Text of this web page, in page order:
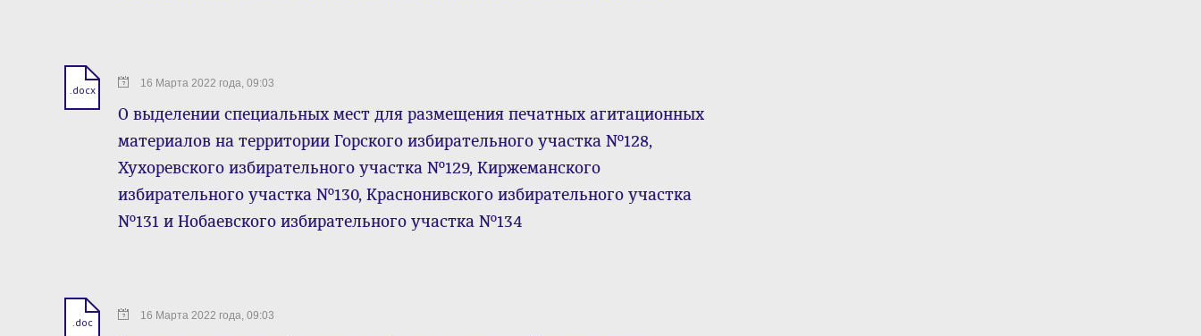
.docx 16 Марта 2022 года, 09:03
О выделении специальных мест для размещения печатных агитационных
материалов на территории Горского избирательного участка №128,
Хухоревского избирательного участка №129, Киржеманского
избирательного участка №130, Краснонивского избирательного участка
№131 и Нобаевского избирательного участка №134
.doc 16 Марта 2022 года, 09:03